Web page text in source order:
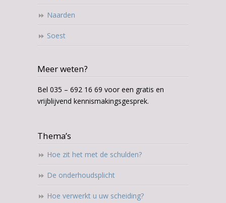
Naarden
Soest
Meer weten?
Bel 035 – 692 16 69 voor een gratis en
vrijblijvend kennismakingsgesprek.
Thema’s
Hoe zit het met de schulden?
De onderhoudsplicht
Hoe verwerkt u uw scheiding?